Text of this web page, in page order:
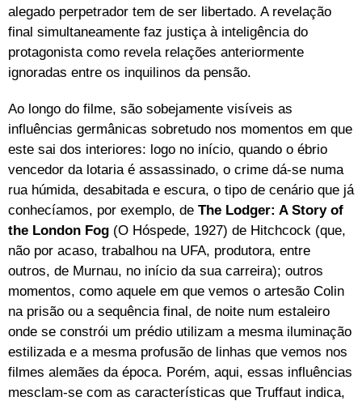
alegado perpetrador tem de ser libertado. A revelação
final simultaneamente faz justiça à inteligência do
protagonista como revela relações anteriormente
ignoradas entre os inquilinos da pensão.
Ao longo do filme, são sobejamente visíveis as
influências germânicas sobretudo nos momentos em que
este sai dos interiores: logo no início, quando o ébrio
vencedor da lotaria é assassinado, o crime dá-se numa
rua húmida, desabitada e escura, o tipo de cenário que já
conhecíamos, por exemplo, de The Lodger: A Story of
the London Fog (O Hóspede, 1927) de Hitchcock (que,
não por acaso, trabalhou na UFA, produtora, entre
outros, de Murnau, no início da sua carreira); outros
momentos, como aquele em que vemos o artesão Colin
na prisão ou a sequência final, de noite num estaleiro
onde se constrói um prédio utilizam a mesma iluminação
estilizada e a mesma profusão de linhas que vemos nos
filmes alemães da época. Porém, aqui, essas influências
mesclam-se com as características que Truffaut indica,